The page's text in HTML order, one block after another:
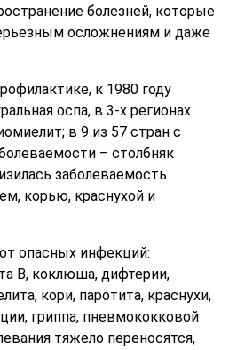
болезней, которые
осложнениям и даже
к 1980 году
оспа, в 3-х регионах
в 9 из 57 стран с
– столбняк
заболеваемость
корью, краснухой и
опасных инфекций:
В, коклюша, дифтерии,
кори, паротита, краснухи,
гриппа, пневмококковой
тяжело переносятся,